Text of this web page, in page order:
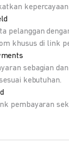
kepercayaan
pelanggan
khusus di link
sebagian
kebutuhan.
pembayaran